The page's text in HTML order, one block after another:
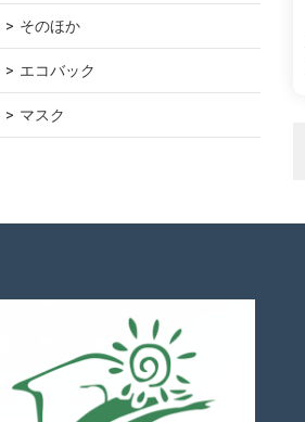
そのほか
エコバック
マスク